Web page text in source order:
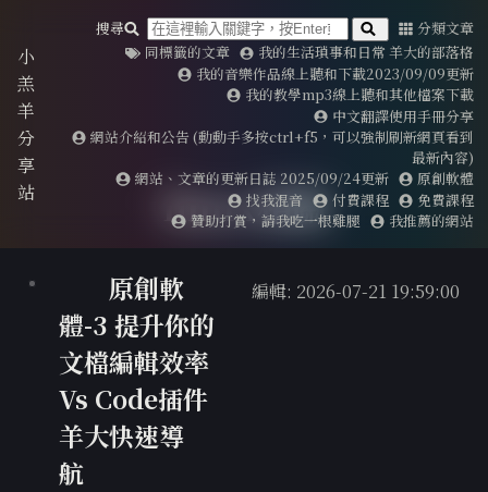
小
羔
羊
分
享
站
搜尋
分類文章
同標籤的文章
我的生活瑣事和日常 羊大的部落格
我的音樂作品線上聽和下載2023/09/09更新
我的教學mp3線上聽和其他檔案下載
中文翻譯使用手冊分享
網站介紹和公告 (動動手多按ctrl+f5，可以強制刷新網頁看到
最新內容)
網站、文章的更新日誌 2025/09/24更新
原創軟體
找我混音
付費課程
免費課程
贊助打賞，請我吃一根雞腿
我推薦的網站
linux相關
原創軟
體-3 提升你的
文檔編輯效率
Vs Code插件
羊大快速導
航
編輯: 2026-07-21 19:59:00